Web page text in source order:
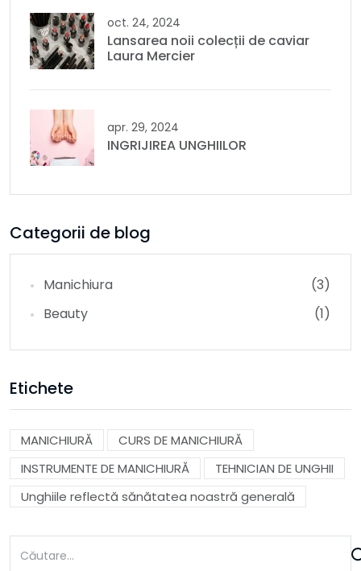
oct. 24, 2024
Lansarea noii colecții de caviar
Laura Mercier
apr. 29, 2024
INGRIJIREA UNGHIILOR
Categorii de blog
Manichiura
(3)
Beauty
(1)
Etichete
MANICHIURĂ
CURS DE MANICHIURĂ
INSTRUMENTE DE MANICHIURĂ
TEHNICIAN DE UNGHII
Unghiile reflectă sănătatea noastră generală